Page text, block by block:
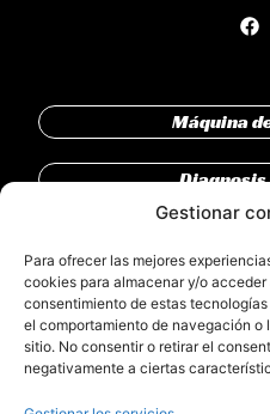
Gestionar
Para ofrecer las mejores
cookies para almacenar y/o
consentimiento de estas
el comportamiento de navegación
sitio. No consentir o retirar el
negativamente a ciertas
Máquina
Diagnosis
DRV